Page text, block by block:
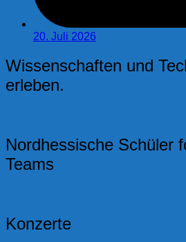
20. Juli 2026
Wissenschaften und
erleben.
Nordhessische Schüler
Teams
Konzerte